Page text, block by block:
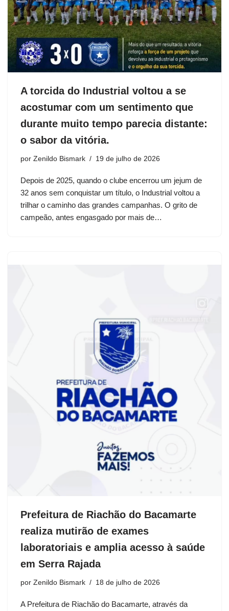
A torcida do Industrial voltou a se
acostumar com um sentimento que
durante muito tempo parecia distante:
o sabor da vitória.
por Zenildo Bismark 19 de julho de 2026
Depois de 2025, quando o clube encerrou um jejum de
32 anos sem conquistar um título, o Industrial voltou a
trilhar o caminho das grandes campanhas. O grito de
campeão, antes engasgado por mais de…
Prefeitura de Riachão do Bacamarte
realiza mutirão de exames
laboratoriais e amplia acesso à saúde
em Serra Rajada
por Zenildo Bismark 18 de julho de 2026
A Prefeitura de Riachão do Bacamarte, através da